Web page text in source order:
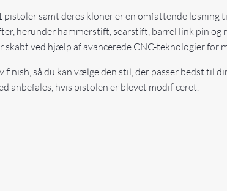
pistoler samt deres kloner er en omfattende
herunder hammerstift, searstift, barrel link pin
ved hjælp af avancerede CNC-teknologier for
så du kan vælge den stil, der passer bedst til
anbefales, hvis pistolen er blevet modificeret.